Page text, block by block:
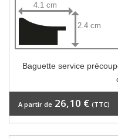
4.1 cm
2.4 cm
Baguette service
A partir de 26,10 € (TTC)